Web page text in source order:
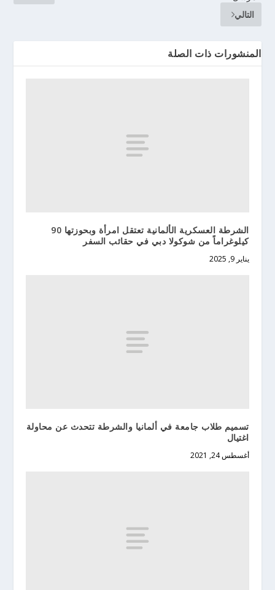
التالي
المنشورات ذات الصلة
الشرطة العسكرية الألمانية تعتقل امرأة وبحوزتها 90
كيلوغراماً من شوكولا دبي في حقائب السفر
يناير 9, 2025
تسميم طلاب جامعة في ألمانيا والشرطة تتحدث عن محاولة
اغتيال
أغسطس 24, 2021